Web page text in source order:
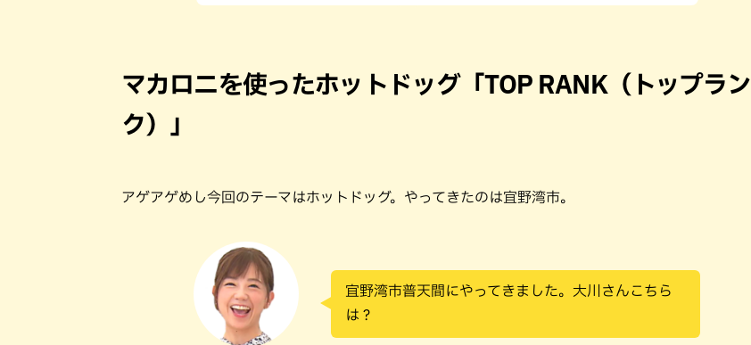
マカロニを使ったホットドッグ「TOP RANK（トップラン
ク）」
アゲアゲめし今回のテーマはホットドッグ。やってきたのは宜野湾市。
宜野湾市普天間にやってきました。大川さんこちら
は？